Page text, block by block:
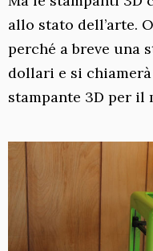
allo stato dell’arte.
perché a breve una
dollari e si
stampante 3D per il